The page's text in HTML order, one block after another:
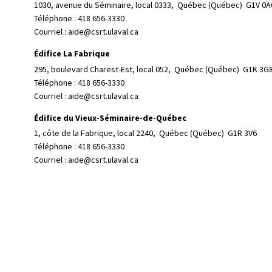
1030, avenue du Séminaire, local 0333, Québec (Québec)  G1V
Téléphone : 418 656-3330
Courriel : aide@csrt.ulaval.ca
Édifice La Fabrique
295, boulevard Charest-Est, local 052, Québec (Québec)  G1K
Téléphone : 418 656-3330
Courriel : aide@csrt.ulaval.ca
Édifice du Vieux-Séminaire-de-Québec
1, côte de la Fabrique, local 2240, Québec (Québec)  G1R 3V6
Téléphone : 418 656-3330
Courriel : aide@csrt.ulaval.ca